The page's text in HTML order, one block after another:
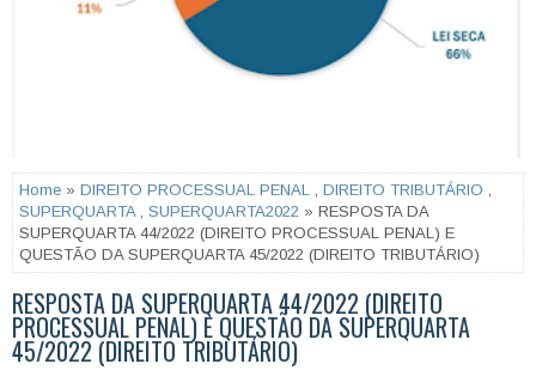
Home » DIREITO PROCESSUAL PENAL DIREITO TRIBUTÁRIO
SUPERQUARTA
SUPERQUARTA2022 » RESPOSTA DA
SUPERQUARTA 44/2022 (DIREITO PROCESSUAL PENAL) E
QUESTÃO DA SUPERQUARTA 45/2022 (DIREITO TRIBUTÁRIO)
RESPOSTA DA SUPERQUARTA 44/2022 (DIREITO
PROCESSUAL PENAL) E QUESTÃO DA SUPERQUARTA
45/2022 (DIREITO TRIBUTÁRIO)